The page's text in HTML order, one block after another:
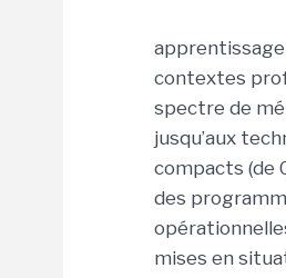
apprentissage
contextes
spectre de
jusqu’aux
compacts (de
des
mises en